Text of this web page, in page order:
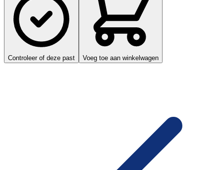
Controleer of deze past Voeg toe aan winkelwagen